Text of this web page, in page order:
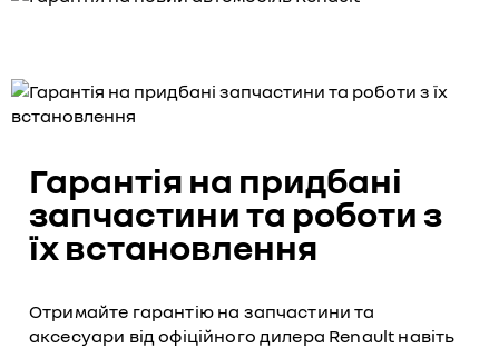
Гарантія на придбані
запчастини та роботи з
їх встановлення
Отримайте гарантію на запчастини та
аксесуари від офіційного дилера Renault навіть